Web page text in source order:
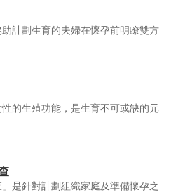
計劃生育的夫婦在懷孕前明瞭雙方
的生殖功能，是生育不可或缺的元
是針對計劃組織家庭及準備懷孕之